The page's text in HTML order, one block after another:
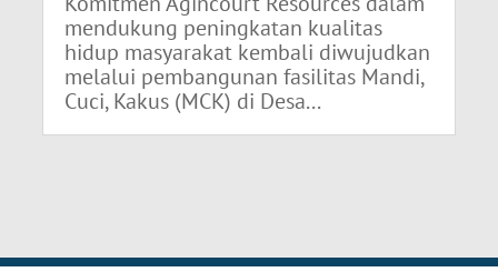
mendukung peningkatan kualitas
hidup masyarakat kembali diwujudkan
melalui pembangunan fasilitas Mandi,
Cuci, Kakus (MCK) di Desa...